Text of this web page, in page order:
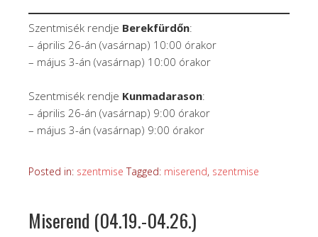
Szentmisék rendje Berekfürdőn:
– április 26-án (vasárnap) 10:00 órakor
– május 3-án (vasárnap) 10:00 órakor
Szentmisék rendje Kunmadarason:
– április 26-án (vasárnap) 9:00 órakor
– május 3-án (vasárnap) 9:00 órakor
Posted in: szentmise Tagged: miserend, szentmise
Miserend (04.19.-04.26.)